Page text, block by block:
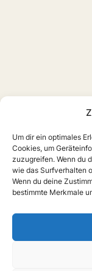
Um dir ein optimales
Cookies, um
zuzugreifen. Wenn du
wie das Surfverhalten
Wenn du deine
bestimmte Merkmale